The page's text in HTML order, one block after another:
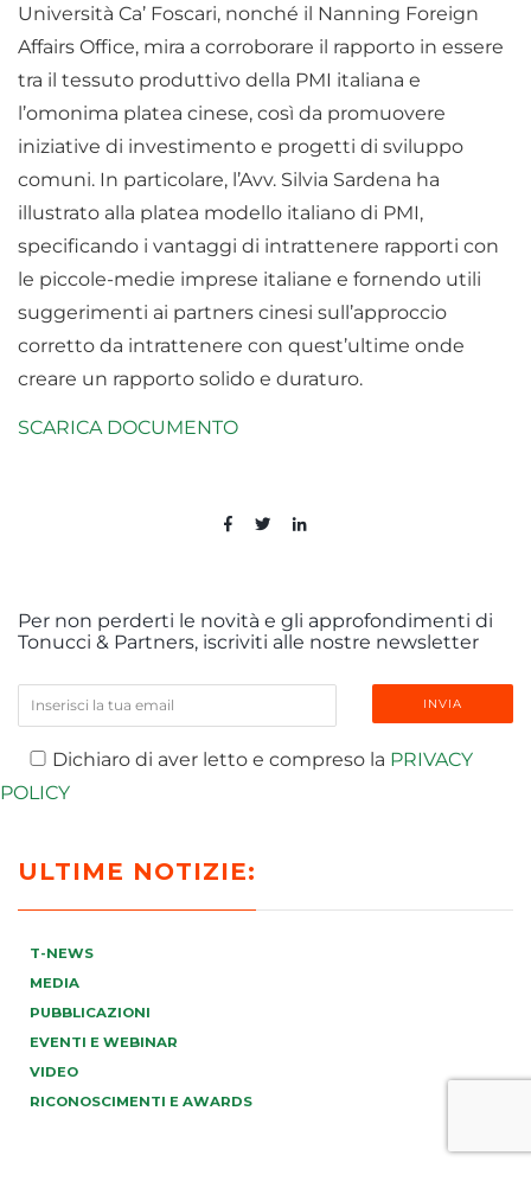
Università Ca’ Foscari, nonché il Nanning Foreign
Affairs Office, mira a corroborare il rapporto in essere
tra il tessuto produttivo della PMI italiana e
l’omonima platea cinese, così da promuovere
iniziative di investimento e progetti di sviluppo
comuni. In particolare, l’Avv. Silvia Sardena ha
illustrato alla platea modello italiano di PMI,
specificando i vantaggi di intrattenere rapporti con
le piccole-medie imprese italiane e fornendo utili
suggerimenti ai partners cinesi sull’approccio
corretto da intrattenere con quest’ultime onde
creare un rapporto solido e duraturo.
SCARICA DOCUMENTO
Per non perderti le novità e gli approfondimenti di
Tonucci & Partners, iscriviti alle nostre newsletter
Dichiaro di aver letto e compreso la PRIVACY
POLICY
ULTIME NOTIZIE:
T-NEWS
MEDIA
PUBBLICAZIONI
EVENTI E WEBINAR
VIDEO
RICONOSCIMENTI E AWARDS